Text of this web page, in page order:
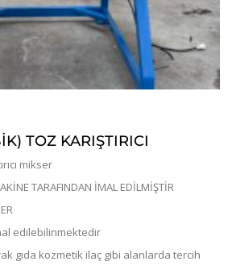
TOZ KARIŞTIRICI
mikser
TARAFINDAN İMAL EDİLMİŞTİR
edilebilinmektedir
gıda kozmetik ilaç gibi alanlarda tercih